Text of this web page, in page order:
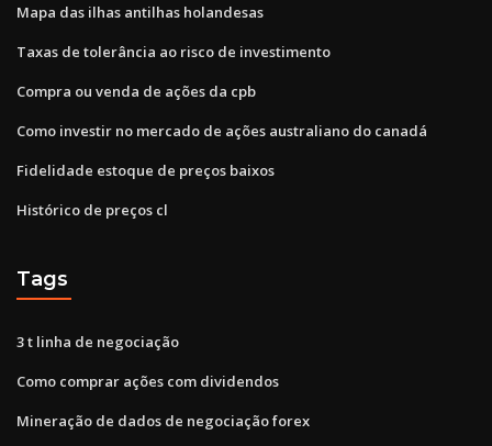
Mapa das ilhas antilhas holandesas
Taxas de tolerância ao risco de investimento
Compra ou venda de ações da cpb
Como investir no mercado de ações australiano do canadá
Fidelidade estoque de preços baixos
Histórico de preços cl
Tags
3 t linha de negociação
Como comprar ações com dividendos
Mineração de dados de negociação forex